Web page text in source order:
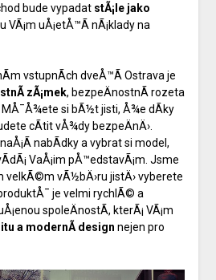
bude vypadat stÃ¡le jako
VÃ¡m uÅ¡etÅ™Ã­ nÃ¡klady na
vstupnÃ­ch dveÅ™Ã­ Ostrava je
zÃ¡mek, bezpeÄnostnÃ­ rozeta
si bÃ½t jisti, Å¾e dÃ­ky
cÃ­tit vÅ¾dy bezpeÄnÄ›.
nabÃ­dky a vybrat si model,
VaÅ¡im pÅ™edstavÃ¡m. Jsme
velkÃ©m vÃ½bÄ›ru jistÄ› vyberete
je velmi rychlÃ© a
spoleÄnostÃ­, kterÃ¡ VÃ¡m
a modernÃ­ design nejen pro